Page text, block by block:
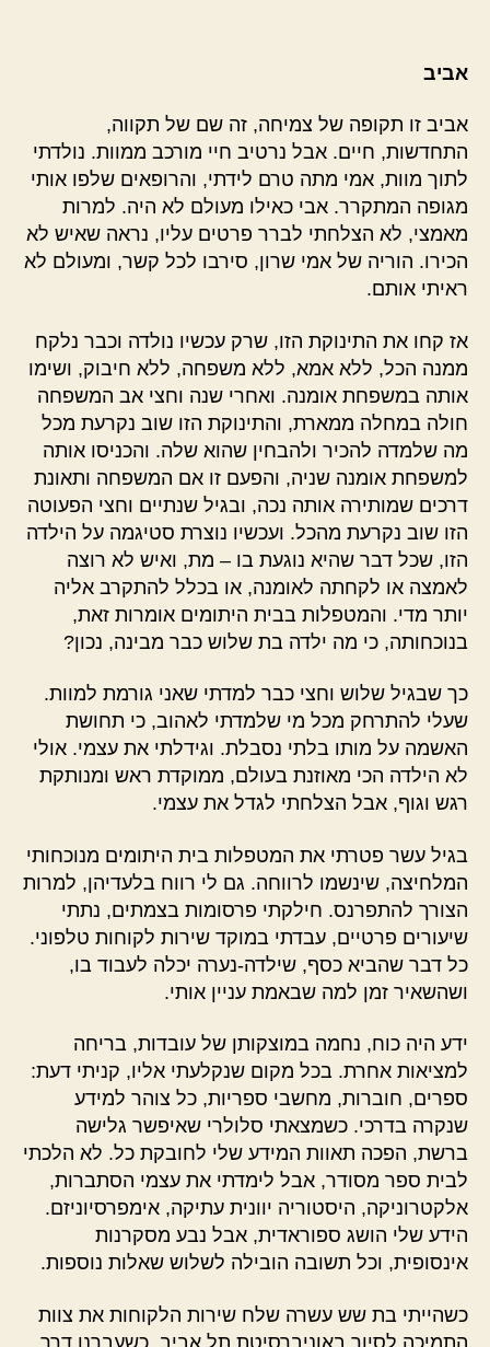
אביב
אביב זו תקופה של צמיחה, זה שם של תקווה,
התחדשות, חיים. אבל נרטיב חיי מורכב ממוות. נולדתי
לתוך מוות, אמי מתה טרם לידתי, והרופאים שלפו אותי
מגופה המתקרר. אבי כאילו מעולם לא היה. למרות
מאמצי, לא הצלחתי לברר פרטים עליו, נראה שאיש לא
הכירו. הוריה של אמי שרון, סירבו לכל קשר, ומעולם לא
ראיתי אותם.
אז קחו את התינוקת הזו, שרק עכשיו נולדה וכבר נלקח
ממנה הכל, ללא אמא, ללא משפחה, ללא חיבוק, ושימו
אותה במשפחת אומנה. ואחרי שנה וחצי אב המשפחה
חולה במחלה ממארת, והתינוקת הזו שוב נקרעת מכל
מה שלמדה להכיר ולהבחין שהוא שלה. והכניסו אותה
למשפחת אומנה שניה, והפעם זו אם המשפחה ותאונת
דרכים שמותירה אותה נכה, ובגיל שנתיים וחצי הפעוטה
הזו שוב נקרעת מהכל. ועכשיו נוצרת סטיגמה על הילדה
הזו, שכל דבר שהיא נוגעת בו – מת, ואיש לא רוצה
לאמצה או לקחתה לאומנה, או בכלל להתקרב אליה
יותר מדי. והמטפלות בבית היתומים אומרות זאת,
בנוכחותה, כי מה ילדה בת שלוש כבר מבינה, נכון?
כך שבגיל שלוש וחצי כבר למדתי שאני גורמת למוות.
שעלי להתרחק מכל מי שלמדתי לאהוב, כי תחושת
האשמה על מותו בלתי נסבלת. וגידלתי את עצמי. אולי
לא הילדה הכי מאוזנת בעולם, ממוקדת ראש ומנותקת
רגש וגוף, אבל הצלחתי לגדל את עצמי.
בגיל עשר פטרתי את המטפלות בית היתומים מנוכחותי
המלחיצה, שינשמו לרווחה. גם לי רווח בלעדיהן, למרות
הצורך להתפרנס. חילקתי פרסומות בצמתים, נתתי
שיעורים פרטיים, עבדתי במוקד שירות לקוחות טלפוני.
כל דבר שהביא כסף, שילדה-נערה יכלה לעבוד בו,
ושהשאיר זמן למה שבאמת עניין אותי.
ידע היה כוח, נחמה במוצקותן של עובדות, בריחה
למציאות אחרת. בכל מקום שנקלעתי אליו, קניתי דעת:
ספרים, חוברות, מחשבי ספריות, כל צוהר למידע
שנקרה בדרכי. כשמצאתי סלולרי שאיפשר גלישה
ברשת, הפכה תאוות המידע שלי לחובקת כל. לא הלכתי
לבית ספר מסודר, אבל לימדתי את עצמי הסתברות,
אלקטרוניקה, היסטוריה יוונית עתיקה, אימפרסיוניזם.
הידע שלי הושג ספוראדית, אבל נבע מסקרנות
אינסופית, וכל תשובה הובילה לשלוש שאלות נוספות.
כשהייתי בת שש עשרה שלח שירות הלקוחות את צוות
התמיכה לסיור באוניברסיטת תל אביב. כשעברנו דרך